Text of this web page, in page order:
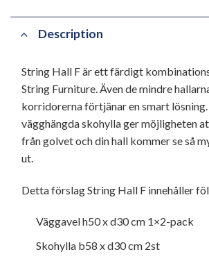
Description
String Hall F är ett färdigt
String Furniture. Även de mindre
korridorerna förtjänar en smart lösning.
vägghängda skohylla ger möjligheten
från golvet och din hall kommer se så
ut.
Detta förslag String Hall F innehåller
Väggavel h50 x d30 cm 1×2-pack
Skohylla b58 x d30 cm 2st